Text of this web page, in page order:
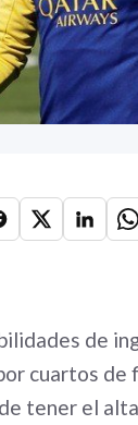
de
cuartos de
tener el